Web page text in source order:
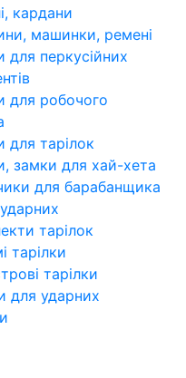
кардани
машинки, ремені
перкусійних
для робочого
тарілок
замки для хай-хета
для барабанщика
тарілок
тарілки
тарілки
для ударних